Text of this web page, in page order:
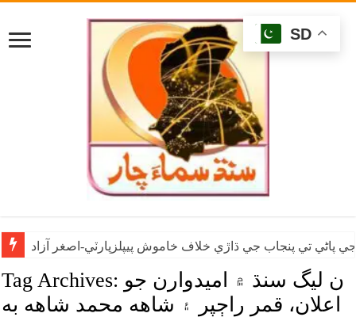
پاڻي تي پنجاب جي ڌاڙي خلاف خاموش پيپلزپارٽي-اصغر آزاد
Tag Archives: ن ليگ سنڌ ۾ اميدوارن جو
اعلان، قمر راڄپر ۽ شاهه محمد شاهه به
SD